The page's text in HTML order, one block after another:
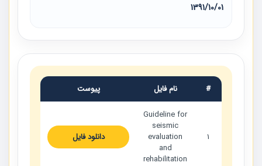
1391/10/01
# نام فایل پیوست
1
Guideline for
seismic
evaluation
and
rehabilitation
دانلود فایل